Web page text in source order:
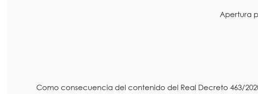
Apertura
Como consecuencia del contenido del Real Decreto 463/